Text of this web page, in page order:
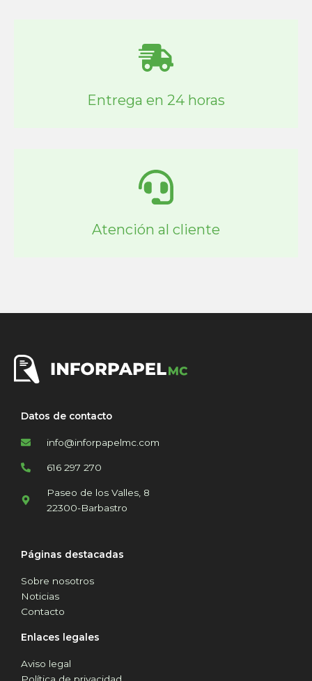
Entrega en 24 horas
Atención al cliente
Datos de contacto
info@inforpapelmc.com
616 297 270
Paseo de los Valles, 8
22300-Barbastro
Páginas destacadas
Sobre nosotros
Noticias
Contacto
Enlaces legales
Aviso legal